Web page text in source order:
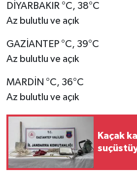
DİYARBAKIR °C, 38°C
Az bulutlu ve açık
GAZİANTEP °C, 39°C
Az bulutlu ve açık
MARDİN °C, 36°C
Az bulutlu ve açık
Kaçak